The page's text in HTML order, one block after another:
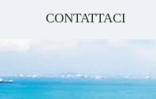
CONTATTACI